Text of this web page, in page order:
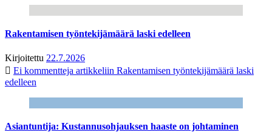
Rakentamisen työntekijämäärä laski edelleen
Kirjoitettu 22.7.2026
Ei kommentteja artikkeliin Rakentamisen työntekijämäärä laski
edelleen
Asiantuntija: Kustannusohjauksen haaste on johtaminen